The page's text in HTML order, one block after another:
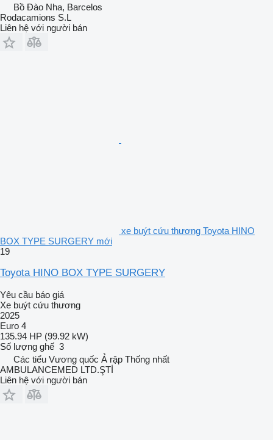
Bồ Đào Nha, Barcelos
Rodacamions S.L
Liên hệ với người bán
xe buýt cứu thương Toyota HINO
BOX TYPE SURGERY mới
19
Toyota HINO BOX TYPE SURGERY
Yêu cầu báo giá
Xe buýt cứu thương
2025
Euro 4
135.94 HP (99.92 kW)
Số lượng ghế 3
Các tiểu Vương quốc Ả rập Thống nhất
AMBULANCEMED LTD.ŞTİ
Liên hệ với người bán